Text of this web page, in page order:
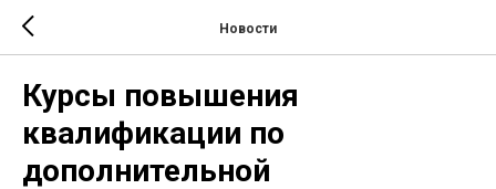
Новости
Курсы повышения
квалификации по
дополнительной